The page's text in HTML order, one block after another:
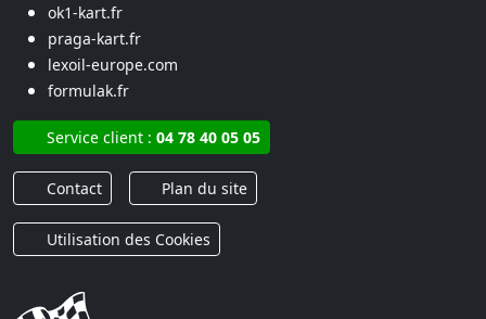
ok1-kart.fr
praga-kart.fr
lexoil-europe.com
formulak.fr
Service client : 04 78 40 05 05
Contact Plan du site
Utilisation des Cookies